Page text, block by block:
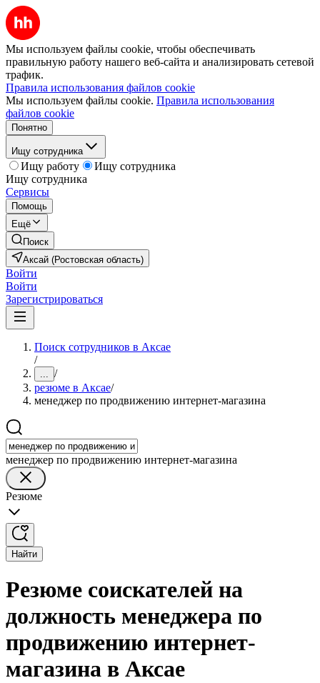
Мы используем файлы cookie, чтобы обеспечивать
правильную работу нашего веб-сайта и анализировать сетевой
трафик.
Правила использования файлов cookie
Мы используем файлы cookie. Правила использования
файлов cookie
Понятно
Ищу сотрудника
Ищу работу
Ищу сотрудника
Ищу сотрудника
Сервисы
Помощь
Ещё
Поиск
Аксай (Ростовская область)
Войти
Войти
Зарегистрироваться
Поиск сотрудников в Аксае
/
... /
резюме в Аксае/
менеджер по продвижению интернет-магазина
менеджер по продвижению интернет-магазина
Резюме
Найти
Резюме соискателей на
должность менеджера по
продвижению интернет-
магазина в Аксае